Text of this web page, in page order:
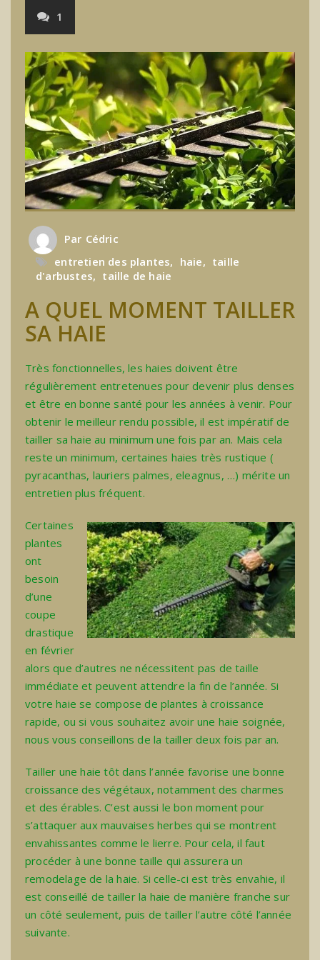
1
Par Cédric
entretien des plantes, haie, taille
d'arbustes, taille de haie
A QUEL MOMENT TAILLER
SA HAIE
Très fonctionnelles, les haies doivent être
régulièrement entretenues pour devenir plus denses
et être en bonne santé pour les années à venir. Pour
obtenir le meilleur rendu possible, il est impératif de
tailler sa haie au minimum une fois par an. Mais cela
reste un minimum, certaines haies très rustique (
pyracanthas, lauriers palmes, eleagnus, …) mérite un
entretien plus fréquent.
Certaines
plantes
ont
besoin
d’une
coupe
drastique
en février
alors que d’autres ne nécessitent pas de taille
immédiate et peuvent attendre la fin de l’année. Si
votre haie se compose de plantes à croissance
rapide, ou si vous souhaitez avoir une haie soignée,
nous vous conseillons de la tailler deux fois par an.
Tailler une haie tôt dans l’année favorise une bonne
croissance des végétaux, notamment des charmes
et des érables. C’est aussi le bon moment pour
s’attaquer aux mauvaises herbes qui se montrent
envahissantes comme le lierre. Pour cela, il faut
procéder à une bonne taille qui assurera un
remodelage de la haie. Si celle-ci est très envahie, il
est conseillé de tailler la haie de manière franche sur
un côté seulement, puis de tailler l’autre côté l’année
suivante.